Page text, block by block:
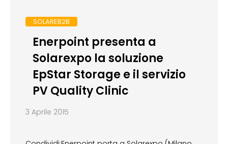
SOLAREB2B
Enerpoint presenta a
Solarexpo la soluzione
EpStar Storage e il servizio
PV Quality Clinic
3 Aprile 2015